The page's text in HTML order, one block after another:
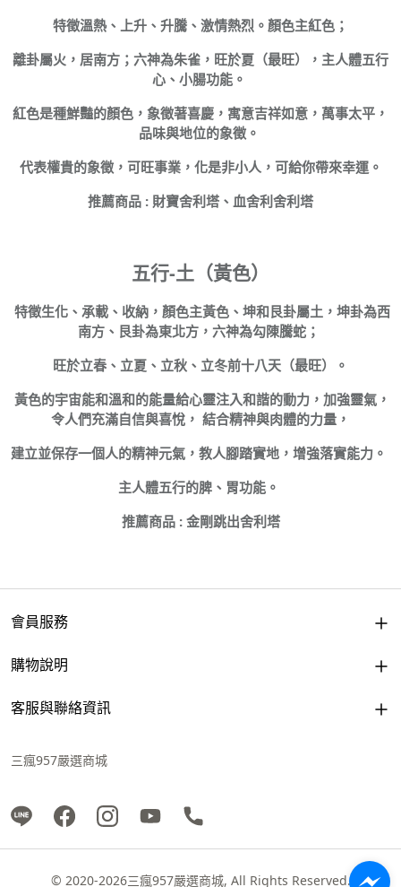
特徵溫熱、上升、升騰、激情熱烈。顏色主紅色；
離卦屬火，居南方；六神為朱雀，旺於夏（最旺），主人體五行
心、小腸功能。
紅色是種鮮豔的顏色，象徵著喜慶，寓意吉祥如意，萬事太平，
品味與地位的象徵。
代表權貴的象徵，可旺事業，化是非小人，可給你帶來幸運。
推薦商品 : 財寶舍利塔、血舍利舍利塔
五行-土（黃色）
特徵生化、承載、收納，顏色主黃色、坤和艮卦屬土，坤卦為西
南方、艮卦為東北方，六神為勾陳騰蛇；
旺於立春、立夏、立秋、立冬前十八天（最旺）。
黃色的宇宙能和溫和的能量給心靈注入和諧的動力，加強靈氣，
令人們充滿自信與喜悅， 結合精神與肉體的力量，
建立並保存一個人的精神元氣，教人腳踏實地，增強落實能力。
主人體五行的脾、胃功能。
推薦商品 : 金剛跳出舍利塔
會員服務
購物說明
客服與聯絡資訊
三瘋957嚴選商城
© 2020-2026三瘋957嚴選商城, All Rights Reserved.